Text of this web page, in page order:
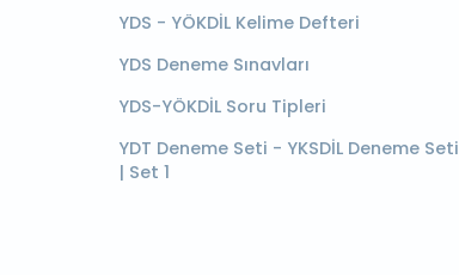
YDS - YÖKDİL Kelime Defteri
YDS Deneme Sınavları
YDS-YÖKDİL Soru Tipleri
YDT Deneme Seti - YKSDİL Deneme Seti
| Set 1